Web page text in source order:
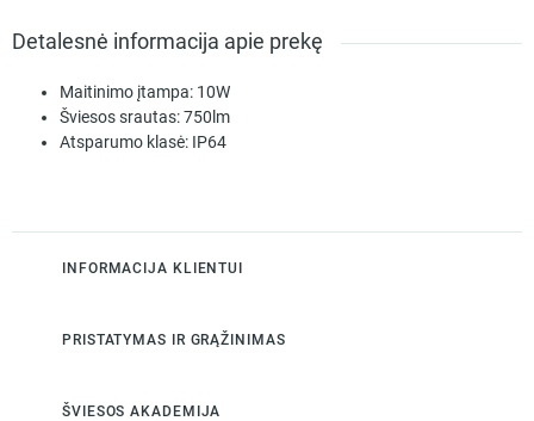
Detalesnė informacija apie prekę
Maitinimo įtampa: 10W
Šviesos srautas:750lm
Atsparumo klasė: IP64
INFORMACIJA KLIENTUI
PRISTATYMAS IR GRĄŽINIMAS
ŠVIESOS AKADEMIJA